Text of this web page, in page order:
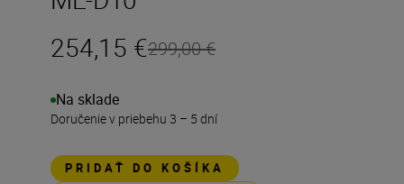
254,15 €299,00 €
Na sklade
Doručenie v priebehu 3 – 5 dní
PRIDAŤ DO KOŠÍKA